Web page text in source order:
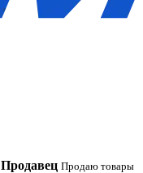
Продавец Продаю товары